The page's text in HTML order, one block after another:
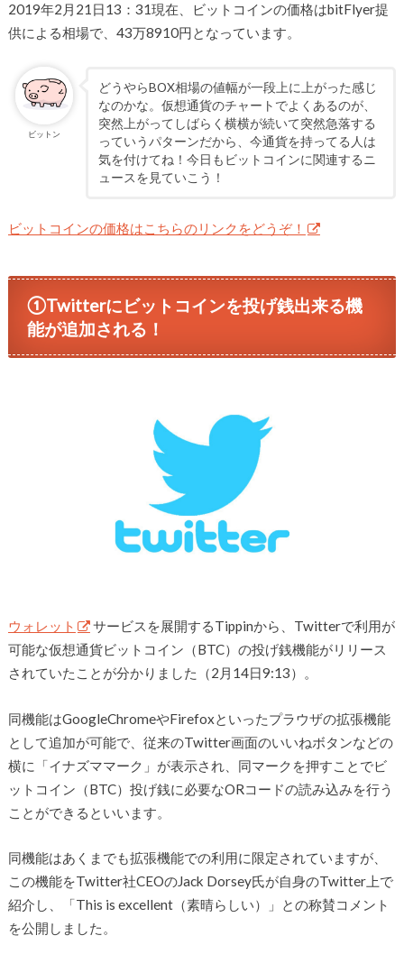
2019年2月21日13：31現在、ビットコインの価格はbitFlyer提
供による相場で、43万8910円となっています。
ビットン
どうやらBOX相場の値幅が一段上に上がった感じ
なのかな。仮想通貨のチャートでよくあるのが、
突然上がってしばらく横横が続いて突然急落する
っていうパターンだから、今通貨を持ってる人は
気を付けてね！今日もビットコインに関連するニ
ュースを見ていこう！
ビットコインの価格はこちらのリンクをどうぞ！
①Twitterにビットコインを投げ銭出来る機
能が追加される！
ウォレット
サービスを展開するTippinから、Twitterで利用が
可能な仮想通貨ビットコイン（BTC）の投げ銭機能がリリース
されていたことが分かりました（2月14日9:13）。
同機能はGoogleChromeやFirefoxといったプラウザの拡張機能
として追加が可能で、従来のTwitter画面のいいねボタンなどの
横に「イナズママーク」が表示され、同マークを押すことでビ
ットコイン（BTC）投げ銭に必要なORコードの読み込みを行う
ことができるといいます。
同機能はあくまでも拡張機能での利用に限定されていますが、
この機能をTwitter社CEOのJack Dorsey氏が自身のTwitter上で
紹介し、「This is excellent（素晴らしい）」との称賛コメント
を公開しました。